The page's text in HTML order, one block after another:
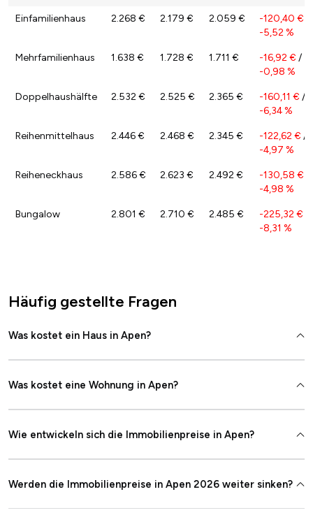
Einfamilienhaus 2.268 € 2.179 € 2.059 € -120,40 €
-5,52 %
Mehrfamilienhaus 1.638 € 1.728 € 1.711 € -16,92 € /
-0,98 %
Doppelhaushälfte 2.532 € 2.525 € 2.365 € -160,11 € /
-6,34 %
Reihenmittelhaus 2.446 € 2.468 € 2.345 € -122,62 € /
-4,97 %
Reiheneckhaus 2.586 € 2.623 € 2.492 € -130,58 €
-4,98 %
Bungalow 2.801 € 2.710 € 2.485 € -225,32 €
-8,31 %
Häufig gestellte Fragen
Was kostet ein Haus in Apen?
Was kostet eine Wohnung in Apen?
Wie entwickeln sich die Immobilienpreise in Apen?
Werden die Immobilienpreise in Apen 2026 weiter sinken?